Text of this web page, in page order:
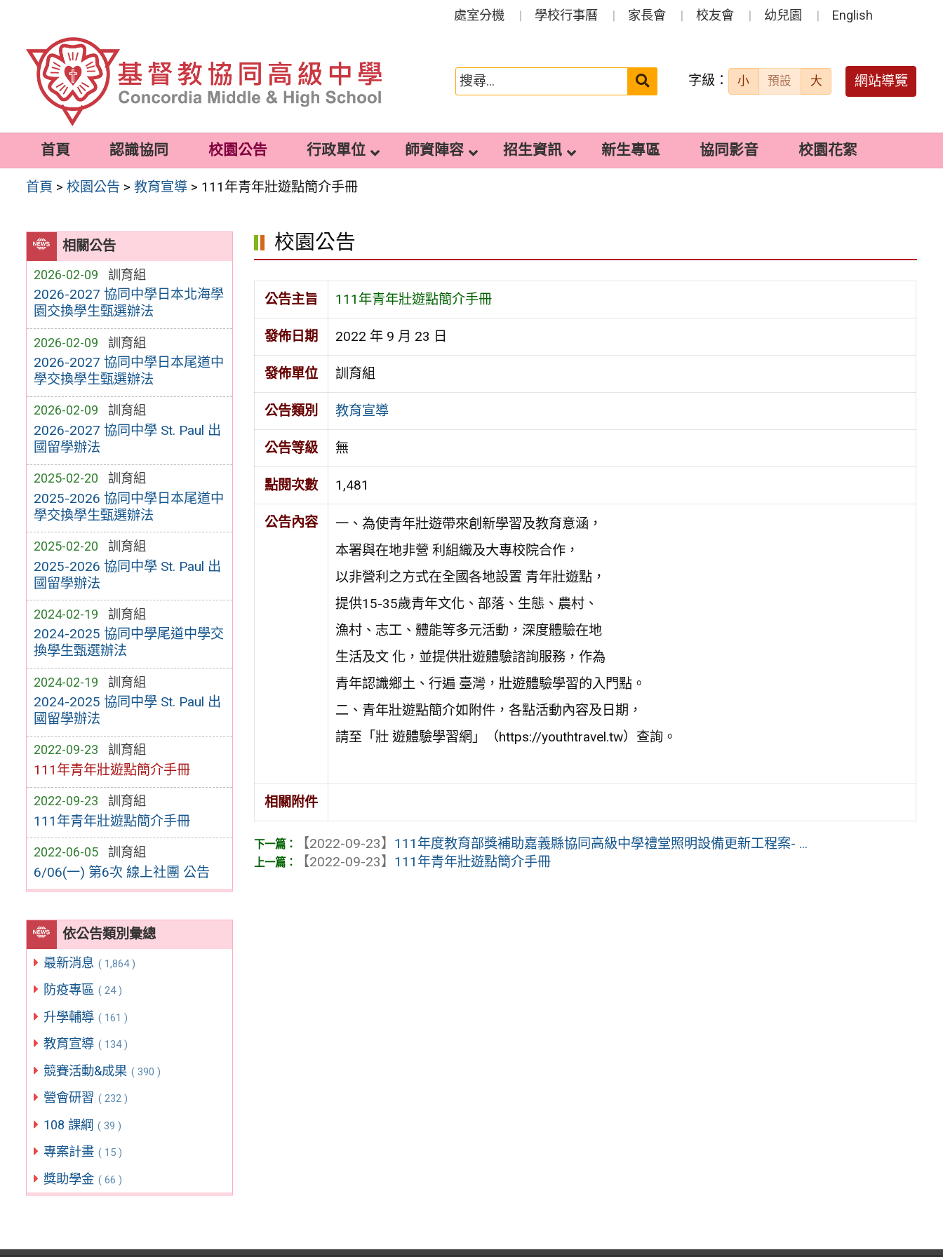
容
處室分機 學校行事曆 家長會 校友會 幼兒園 English
搜
送出 字級： 小 預設 大 網站導覽
首頁 認識協同 校園公告 行政單位 師資陣容 招生資訊 新生專區 協同影音 校園花絮
首頁 >校園公告 >教育宣導 > 111年青年壯遊點簡介手冊
相關公告
2026-02-09 訓育組
2026-2027 協同中學日本北海學
園交換學生甄選辦法
2026-02-09 訓育組
2026-2027 協同中學日本尾道中
學交換學生甄選辦法
2026-02-09 訓育組
2026-2027 協同中學 St. Paul 出
國留學辦法
2025-02-20 訓育組
2025-2026 協同中學日本尾道中
學交換學生甄選辦法
2025-02-20 訓育組
2025-2026 協同中學 St. Paul 出
國留學辦法
2024-02-19 訓育組
2024-2025 協同中學尾道中學交
換學生甄選辦法
2024-02-19 訓育組
2024-2025 協同中學 St. Paul 出
國留學辦法
2022-09-23 訓育組
111年青年壯遊點簡介手冊
2022-09-23 訓育組
111年青年壯遊點簡介手冊
2022-06-05 訓育組
6/06(一) 第6次 線上社團 公告
依公告類別彙總
最新消息 ( 1,864 )
防疫專區 ( 24 )
升學輔導 ( 161 )
教育宣導 ( 134 )
競賽活動&成果 ( 390 )
營會研習 ( 232 )
108 課綱 ( 39 )
專案計畫 ( 15 )
獎助學金 ( 66 )
校園公告
公告主旨 111年青年壯遊點簡介手冊
發佈日期 2022 年 9 月 23 日
發佈單位 訓育組
公告類別 教育宣導
公告等級 無
點閱次數 1,481
公告內容
一、為使青年壯遊帶來創新學習及教育意涵，
本署與在地非營 利組織及大專校院合作，
以非營利之方式在全國各地設置 青年壯遊點，
提供15-35歲青年文化、部落、生態、農村、
漁村、志工、體能等多元活動，深度體驗在地
生活及文 化，並提供壯遊體驗諮詢服務，作為
青年認識鄉土、行遍 臺灣，壯遊體驗學習的入門點。
二、青年壯遊點簡介如附件，各點活動內容及日期，
請至「壯 遊體驗學習網」（https://youthtravel.tw）查詢。
相關附件
【2022-09-23】 111年度教育部獎補助嘉義縣協同高級中學禮堂照明設備更新工程案- ...
【2022-09-23】 111年青年壯遊點簡介手冊